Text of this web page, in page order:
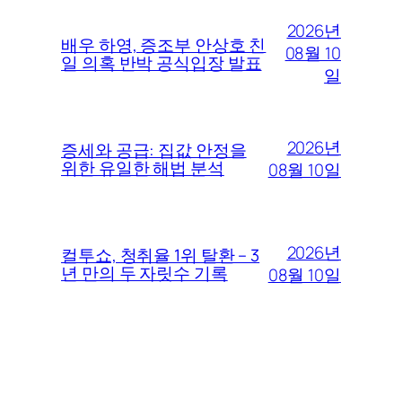
배우 하영, 증조부 안상호 친
일 의혹 반박 공식입장 발표
2026년
08월 10
일
증세와 공급: 집값 안정을
위한 유일한 해법 분석
2026년
08월 10일
컬투쇼, 청취율 1위 탈환 – 3
년 만의 두 자릿수 기록
2026년
08월 10일